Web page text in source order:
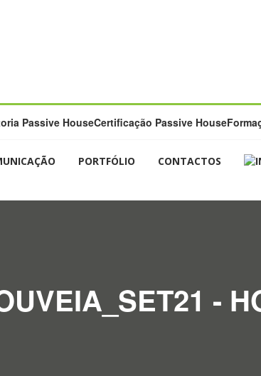
Passive HouseCertificação Passive House
PORTFÓLIO CONTACTOS
-